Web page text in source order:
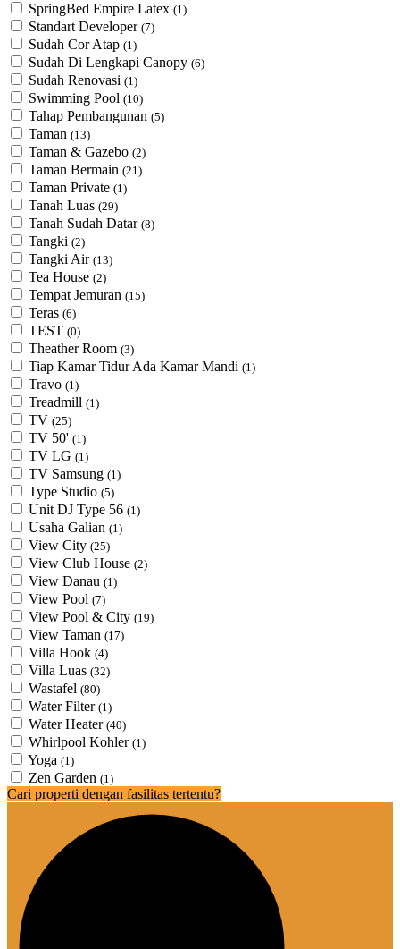
SpringBed Empire Latex (1)
Standart Developer (7)
Sudah Cor Atap (1)
Sudah Di Lengkapi Canopy (6)
Sudah Renovasi (1)
Swimming Pool (10)
Tahap Pembangunan (5)
Taman (13)
Taman & Gazebo (2)
Taman Bermain (21)
Taman Private (1)
Tanah Luas (29)
Tanah Sudah Datar (8)
Tangki (2)
Tangki Air (13)
Tea House (2)
Tempat Jemuran (15)
Teras (6)
TEST (0)
Theather Room (3)
Tiap Kamar Tidur Ada Kamar Mandi (1)
Travo (1)
Treadmill (1)
TV (25)
TV 50' (1)
TV LG (1)
TV Samsung (1)
Type Studio (5)
Unit DJ Type 56 (1)
Usaha Galian (1)
View City (25)
View Club House (2)
View Danau (1)
View Pool (7)
View Pool & City (19)
View Taman (17)
Villa Hook (4)
Villa Luas (32)
Wastafel (80)
Water Filter (1)
Water Heater (40)
Whirlpool Kohler (1)
Yoga (1)
Zen Garden (1)
Cari properti dengan fasilitas tertentu?